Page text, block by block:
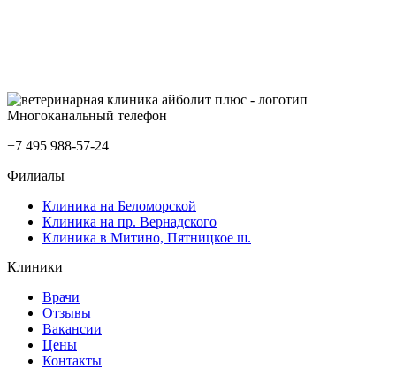
Многоканальный телефон
+7 495 988-57-24
Филиалы
Клиника на Беломорской
Клиника на пр. Вернадского
Клиника в Митино, Пятницкое ш.
Клиники
Врачи
Отзывы
Вакансии
Цены
Контакты